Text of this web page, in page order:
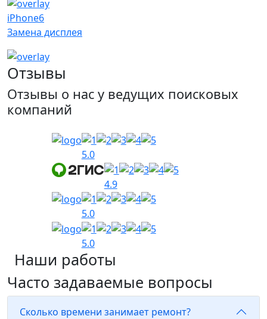
iPhone6
Замена дисплея
Отзывы
Отзывы о нас у ведущих поисковых
компаний
5.0
4.9
5.0
5.0
Наши работы
Часто задаваемые вопросы
Сколько времени занимает ремонт?